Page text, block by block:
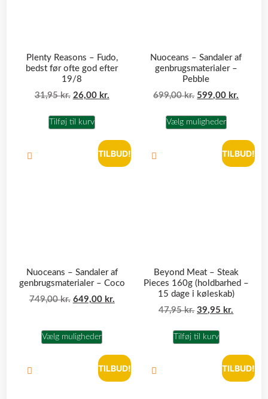
Plenty Reasons – Fudo,
bedst før ofte god efter
19/8
31,95kr. 26,00 kr.
Tilføj til kurv
Nuoceans – Sandaler af
genbrugsmaterialer –
Pebble
699,00kr. 599,00 kr.
Vælg muligheder
TILBUD!
Nuoceans – Sandaler af
genbrugsmaterialer – Coco
749,00kr. 649,00 kr.
Vælg muligheder
TILBUD!
Beyond Meat – Steak
Pieces 160g (holdbarhed –
15 dage i køleskab)
47,95kr. 39,95 kr.
Tilføj til kurv
TILBUD! TILBUD!